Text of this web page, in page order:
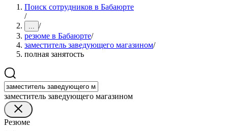
Поиск сотрудников в Бабаюрте
/
... /
резюме в Бабаюрте/
заместитель заведующего магазином/
полная занятость
заместитель заведующего магазином
Резюме